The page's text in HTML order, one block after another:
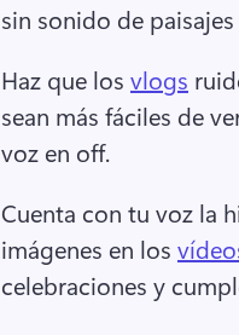
sin sonido de
Haz que los vlogs
sean más fáciles de
voz en off.
Cuenta con tu voz la
imágenes en los
celebraciones y